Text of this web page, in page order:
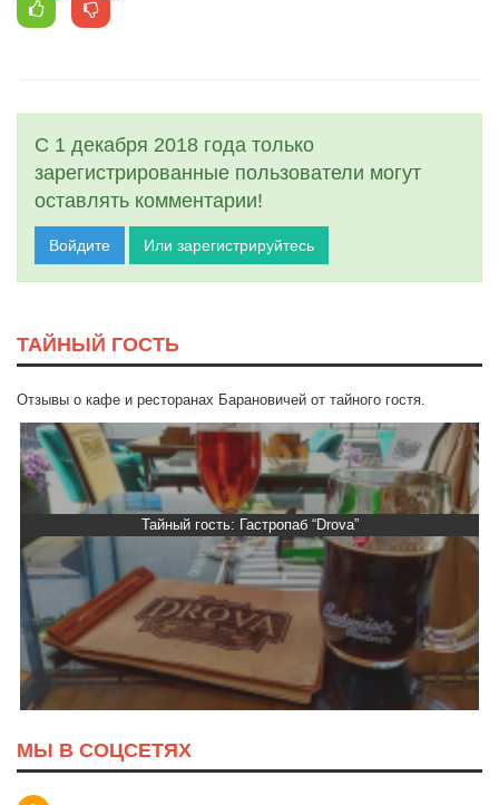
С 1 декабря 2018 года только
зарегистрированные пользователи могут
оставлять комментарии!
Войдите Или зарегистрируйтесь
ТАЙНЫЙ ГОСТЬ
Отзывы о кафе и ресторанах Барановичей от тайного гостя.
Тайный гость: Гастропаб “Drova”
МЫ В СОЦСЕТЯХ